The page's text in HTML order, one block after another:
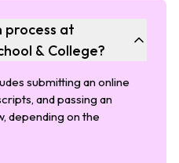
process at
& College?
submitting an online
and passing an
depending on the